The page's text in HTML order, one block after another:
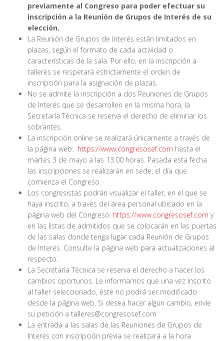
previamente al Congreso para poder efectuar su
inscripción a la Reunión de Grupos de Interés de su
elección.
La Reunión de Grupos de Interés están limitados en
plazas, según el formato de cada actividad o
características de la sala. Por ello, en la inscripción a
talleres se respetará estrictamente el orden de
inscripción para la asignación de plazas.
No se admite la inscripción a dos Reuniones de Grupos
de Interés que se desarrollen en la misma hora, la
Secretaría Técnica se reserva el derecho de eliminar los
sobrantes.
La inscripción online se realizará únicamente a través de
la página web: https://www.congresosef.com hasta el
martes 3 de mayo a las 13:00 horas. Pasada esta fecha
las inscripciones se realizarán en sede, el día que
comienza el Congreso.
Los congresistas podrán visualizar el taller, en el que se
haya inscrito, a través del área personal ubicado en la
página web del Congreso: https://www.congresosef.com y
en las listas de admitidos que se colocarán en las puertas
de las salas donde tenga lugar cada Reunión de Grupos
de Interés. Consulte la página web para actualizaciones al
respecto.
La Secretaría Técnica se reserva el derecho a hacer los
cambios oportunos. Le informamos que una vez inscrito
al taller seleccionado, éste no podrá ser modificado
desde la página web. Si desea hacer algún cambio, envíe
su petición a talleres@congresosef.com
La entrada a las salas de las Reuniones de Grupos de
Interés con inscripción previa se realizará a la hora